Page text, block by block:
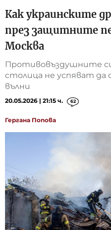
Как украинските
през защитните
Москва
Противовъздушните
столица не успяват да
вълни
20.05.2026 | 21:15 ч. 62
Гергана Попова